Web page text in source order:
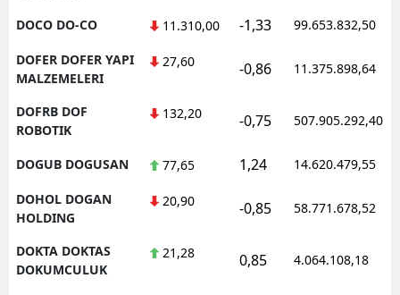
DOCO DO-CO 11.310,00 -1,33 99.653.832,50
DOFER DOFER YAPI
MALZEMELERI
27,60 -0,86 11.375.898,64
DOFRB DOF
ROBOTIK
132,20 -0,75 507.905.292,40
DOGUB DOGUSAN 77,65 1,24 14.620.479,55
DOHOL DOGAN
HOLDING
20,90 -0,85 58.771.678,52
DOKTA DOKTAS
DOKUMCULUK
21,28 0,85 4.064.108,18